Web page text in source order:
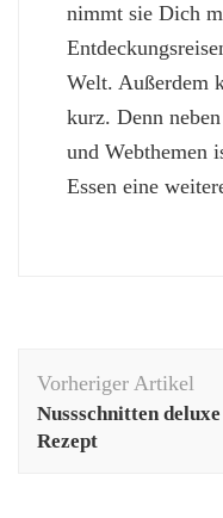
nimmt sie Dich
Welt. Außerdem
kurz. Denn
und Webthemen
Essen eine
Vorheriger Artikel
Nussschnitten deluxe |
Rezept